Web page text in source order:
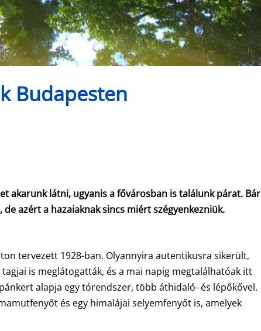
Budapesten
akarunk látni, ugyanis a fővárosban is találunk párat. Bár
azért a hazaiaknak sincs miért szégyenkezniük.
tervezett 1928-ban. Olyannyira autentikusra sikerült,
is meglátogatták, és a mai napig megtalálhatóak itt
alapja egy tórendszer, több áthidaló- és lépőkővel.
és egy himalájai selyemfenyőt is, amelyek